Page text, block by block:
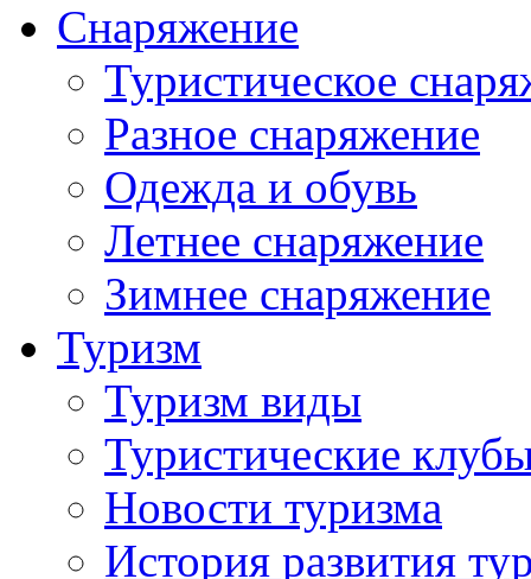
Снаряжение
Туристическое
Разное снаряжение
Одежда и обувь
Летнее снаряжение
Зимнее снаряжение
Туризм
Туризм виды
Туристические
Новости туризма
История развития